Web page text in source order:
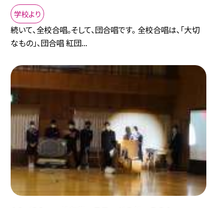
学校より
続いて、全校合唱。そして、団合唱です。 全校合唱は、「大切
なもの」、団合唱 紅団...